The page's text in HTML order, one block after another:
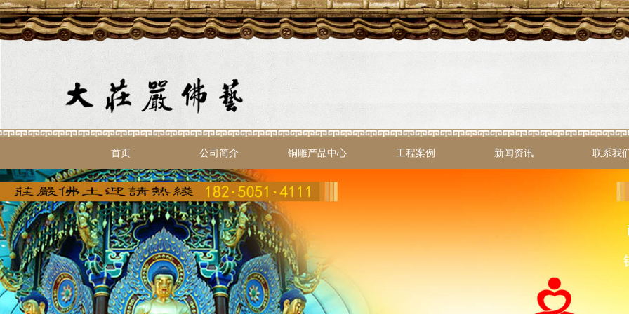
首页 公司简介 铜雕产品中心 工程案例 新闻资讯 联系我